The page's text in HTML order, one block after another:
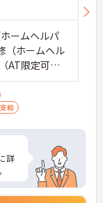
ームヘルパ
（ホームヘル
AT限定可）
給
詳